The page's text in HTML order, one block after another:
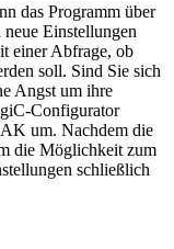
das Programm über
Einstellungen
einer Abfrage, ob
soll. Sind Sie sich
Angst um ihre
Configurator
um. Nachdem die
die Möglichkeit zum
schließlich